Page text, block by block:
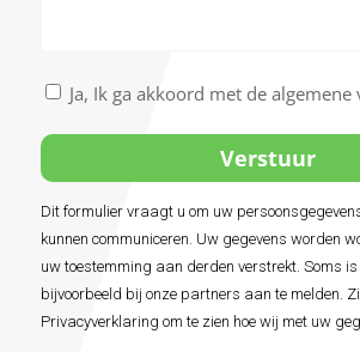
Akkoord
de
algemene
voorwaarden
*
Ja, Ik ga akkoord met de
Alternative:
Dit formulier vraagt u om uw
kunnen communiceren. Uw gegevens worden
uw toestemming aan derden verstrekt. Soms
bijvoorbeeld bij onze partners aan te melden.
Privacyverklaring om te zien hoe wij met uw